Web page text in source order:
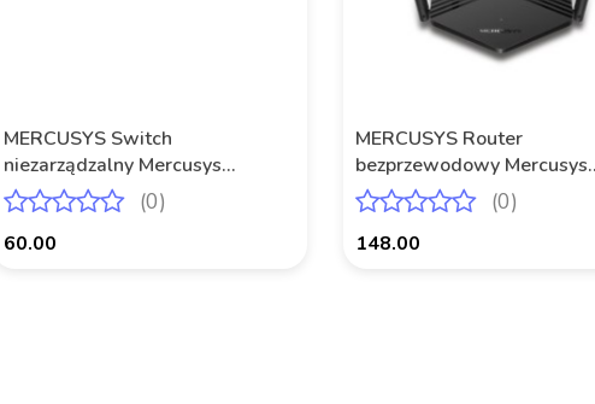
MERCUSYS Switch
niezarządzalny Mercusys
MS108G 8x 10/100/1000Mb/s
(0)
60.00
MERCUSYS Router
bezprzewodowy Mercusys
MR50G AC1900 2xLAN
(0)
148.00